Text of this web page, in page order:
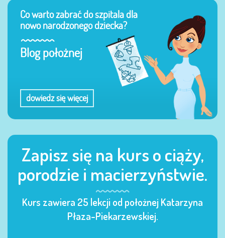
Co warto zabrać do szpitala dla
nowo narodzonego dziecka?
Blog położnej
dowiedz się więcej
Zapisz się na kurs o ciąży,
porodzie i macierzyństwie.
Kurs zawiera 25 lekcji od położnej Katarzyna
Płaza-Piekarzewskiej.